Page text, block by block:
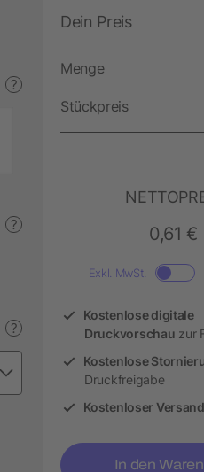
?
?
?
Dein Preis
Menge
Stückpreis
0,61 €
Exkl. MwSt.
Kostenlose digitale
Druckvorschau zur
Kostenlose
Druckfreigabe
Kostenloser Versand
In den